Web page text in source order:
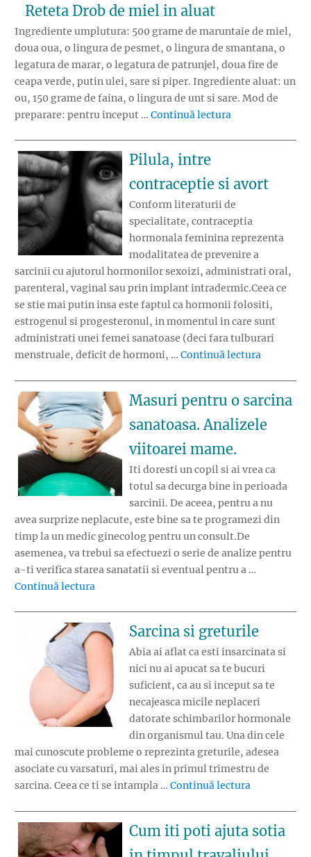
Reteta Drob de miel in aluat
Ingrediente umplutura: 500 grame de maruntaie de miel,
doua oua, o lingura de pesmet, o lingura de smantana, o
legatura de marar, o legatura de patrunjel, doua fire de
ceapa verde, putin ulei, sare si piper. Ingrediente aluat: un
ou, 150 grame de faina, o lingura de unt si sare. Mod de
preparare: pentru inceput … Continuă lectura
Pilula, intre
contraceptie si avort
Conform literaturii de
specialitate, contraceptia
hormonala feminina reprezenta
modalitatea de prevenire a
sarcinii cu ajutorul hormonilor sexoizi, administrati oral,
parenteral, vaginal sau prin implant intradermic.Ceea ce
se stie mai putin insa este faptul ca hormonii folositi,
estrogenul si progesteronul, in momentul in care sunt
administrati unei femei sanatoase (deci fara tulburari
menstruale, deficit de hormoni, … Continuă lectura
Masuri pentru o sarcina
sanatoasa. Analizele
viitoarei mame.
Iti doresti un copil si ai vrea ca
totul sa decurga bine in perioada
sarcinii. De aceea, pentru a nu
avea surprize neplacute, este bine sa te programezi din
timp la un medic ginecolog pentru un consult.De
asemenea, va trebui sa efectuezi o serie de analize pentru
a-ti verifica starea sanatatii si eventual pentru a …
Continuă lectura
Sarcina si greturile
Abia ai aflat ca esti insarcinata si
nici nu ai apucat sa te bucuri
suficient, ca au si inceput sa te
necajeasca micile neplaceri
datorate schimbarilor hormonale
din organismul tau. Una din cele
mai cunoscute probleme o reprezinta greturile, adesea
asociate cu varsaturi, mai ales in primul trimestru de
sarcina. Ceea ce ti se intampla … Continuă lectura
Cum iti poti ajuta sotia